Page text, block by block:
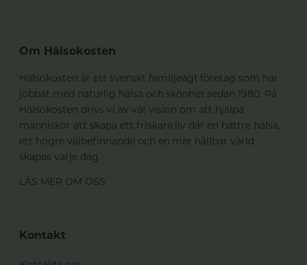
Om Hälsokosten
Hälsokosten är ett svenskt familjeägt företag som har
jobbat med naturlig hälsa och skönhet sedan 1980. På
Hälsokosten drivs vi av vår vision om att hjälpa
människor att skapa ett friskare liv där en bättre hälsa,
ett högre välbefinnande och en mer hållbar värld
skapas varje dag.
LÄS MER OM OSS
Kontakt